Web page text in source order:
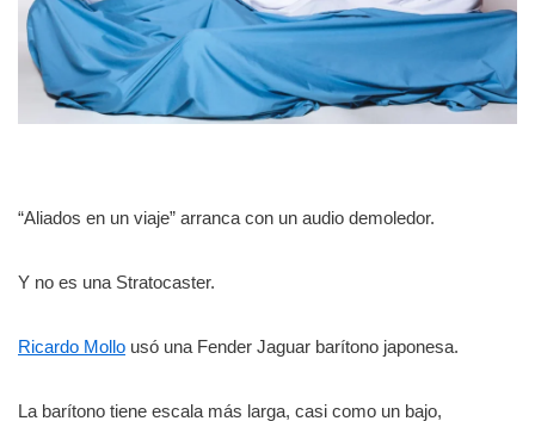
“Aliados en un viaje” arranca con un audio demoledor.
Y no es una Stratocaster.
Ricardo Mollo usó una Fender Jaguar barítono japonesa.
La barítono tiene escala más larga, casi como un bajo,